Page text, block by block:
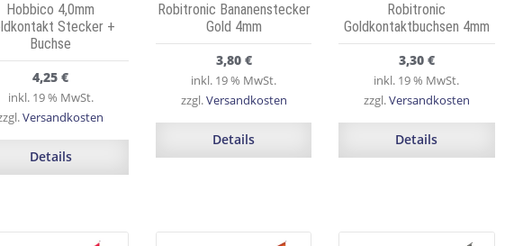
Hobbico 4,0mm
Stecker +
Buchse
4,25€
inkl. 19 % MwSt.
Versandkosten
Details
Robitronic Bananenstecker
Gold 4mm
3,80 €
inkl. 19 % MwSt.
zzgl.Versandkosten
Details
Robitronic
Goldkontaktbuchsen 4mm
3,30 €
inkl. 19 % MwSt.
zzgl.Versandkosten
Details